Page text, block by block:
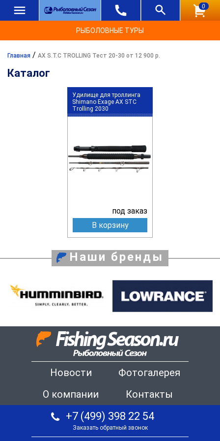
0
РЫБОЛОВНЫЕ ТУРЫ
Главная / AX S.T.C TROLLING Тест 20-30 от 12 900 р.
Каталог
Удилище для троллинга
Shimano Exage AX STC
Trolling 2030
под заказ
В корзину
Наши бренды
Новости
Фотогалерея
О компании
Контакты
+7 (499) 398 22 54
Заказать обратный звонок